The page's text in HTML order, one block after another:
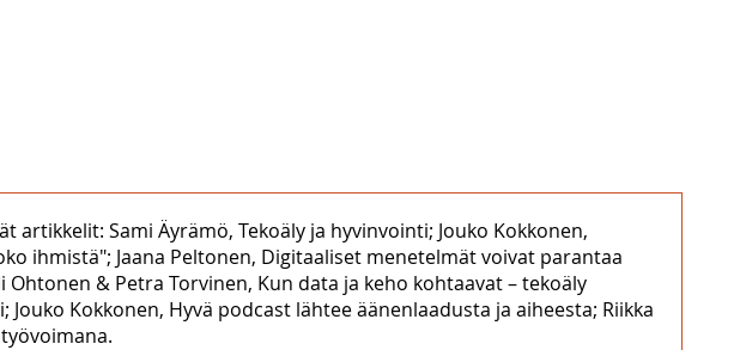
Sami Äyrämö, Tekoäly ja hyvinvointi; Jouko Kokkonen,
ihmistä"; Jaana Peltonen, Digitaaliset menetelmät voivat parantaa
& Petra Torvinen, Kun data ja keho kohtaavat – tekoäly
Kokkonen, Hyvä podcast lähtee äänenlaadusta ja aiheesta; Riikka